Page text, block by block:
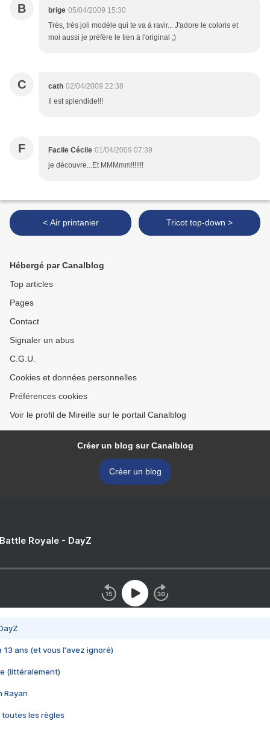
B brige 05/04/2009 15:30
Très, très joli modèle qui te va à ravir... J'adore le coloris et
moi aussi je préfère le tien à l'original ;)
C cath 02/04/2009 22:38
Il est splendide!!!
F Facile Cécile 01/04/2009 07:39
je découvre...Et MMMmm!!!!!!!
< Air printanier Tricot top-down >
Hébergé par Canalblog
Top articles
Pages
Contact
Signaler un abus
C.G.U.
Cookies et données personnelles
Préférences cookies
Voir le profil de Mireille sur le portail Canalblog
Créer un blog sur Canalblog
Créer un blog
Royale - DayZ
13 ans (et vous l'avez ignoré)
(littéralement)
Rayan
toutes les règles